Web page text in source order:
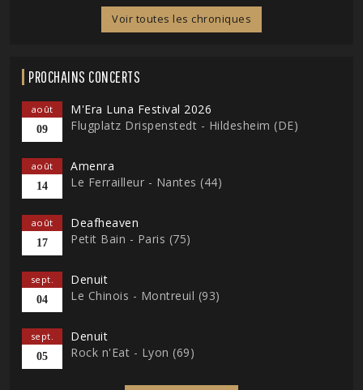
Voir toutes les chroniques
PROCHAINS CONCERTS
août
09
M'Era Luna Festival 2026
Flugplatz Drispenstedt - Hildesheim (DE)
août
14
Amenra
Le Ferrailleur - Nantes (44)
août
17
Deafheaven
Petit Bain - Paris (75)
sept.
04
Denuit
Le Chinois - Montreuil (93)
sept.
05
Denuit
Rock n'Eat - Lyon (69)